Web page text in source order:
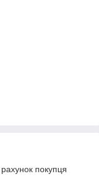
покупця